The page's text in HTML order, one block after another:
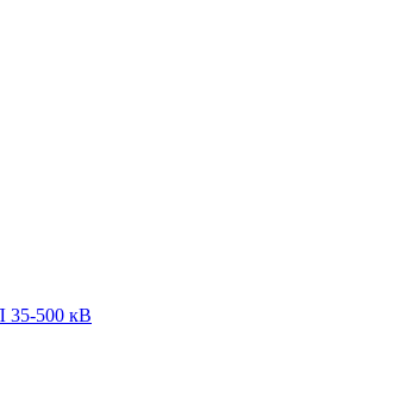
35-500 кВ